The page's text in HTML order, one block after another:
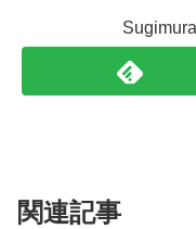
関連記事